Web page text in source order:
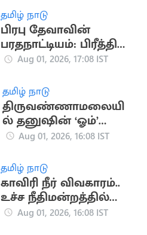
பிரம்மோற்சவ விழா
தொடக்கம்
தமிழ் நாடு
பிரபு தேவாவின்
பரதநாட்டியம்: பிரீத்தி
சஞ்சீவின் விமர்சனம்
Aug 01, 2026, 17:08 IST
தமிழ் நாடு
திருவண்ணாமலையி
ல் தனுஷின் ‘ஓம்’
படப்பிடிப்பு: திரண்ட
Aug 01, 2026, 16:08 IST
தமிழ் நாடு
காவிரி நீர் விவகாரம்..
உச்ச நீதிமன்றத்தில்
திமுக அவசர மனு
Aug 01, 2026, 16:08 IST